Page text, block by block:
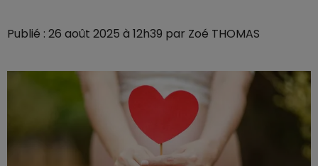
Publié : 26 août 2025 à 12h39 par Zoé THOMAS